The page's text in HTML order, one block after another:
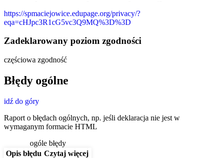
https://spmaciejowice.edupage.org/privacy/?
eqa=cHJpc3R1cG5vc3Q9MQ%3D%3D
Zadeklarowany poziom zgodności
częściowa zgodność
Błędy ogólne
idź do góry
Raport o błędach ogólnych, np. jeśli deklaracja nie jest w
wymaganym formacie HTML
ogóle błędy
Opis błędu Czytaj więcej